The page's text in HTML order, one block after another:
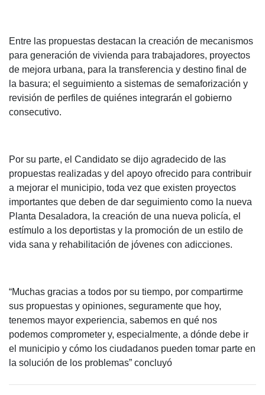
Entre las propuestas destacan la creación de mecanismos
para generación de vivienda para trabajadores, proyectos
de mejora urbana, para la transferencia y destino final de
la basura; el seguimiento a sistemas de semaforización y
revisión de perfiles de quiénes integrarán el gobierno
consecutivo.
Por su parte, el Candidato se dijo agradecido de las
propuestas realizadas y del apoyo ofrecido para contribuir
a mejorar el municipio, toda vez que existen proyectos
importantes que deben de dar seguimiento como la nueva
Planta Desaladora, la creación de una nueva policía, el
estímulo a los deportistas y la promoción de un estilo de
vida sana y rehabilitación de jóvenes con adicciones.
“Muchas gracias a todos por su tiempo, por compartirme
sus propuestas y opiniones, seguramente que hoy,
tenemos mayor experiencia, sabemos en qué nos
podemos comprometer y, especialmente, a dónde debe ir
el municipio y cómo los ciudadanos pueden tomar parte en
la solución de los problemas” concluyó